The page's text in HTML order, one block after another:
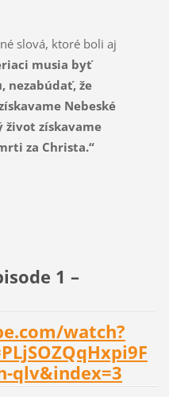
slová, ktoré boli aj
musia byť
nezabúdať, že
Nebeské
život získavame
za Christa.“
1 –
watch?
qlv&index=3